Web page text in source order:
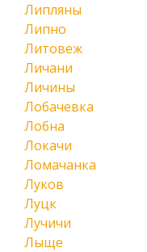
Липляны
Липно
Литовеж
Личани
Личины
Лобачевка
Лобна
Локачи
Ломачанка
Луков
Луцк
Лучичи
Лыще